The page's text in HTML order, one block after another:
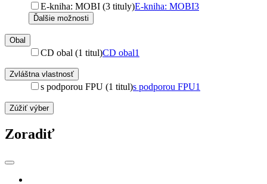
E-kniha: MOBI (3 tituly)E-kniha: MOBI3
Ďalšie možnosti
Obal
CD obal (1 titul)CD obal1
Zvláštna vlastnosť
s podporou FPU (1 titul)s podporou FPU1
Zúžiť výber
Zoradiť